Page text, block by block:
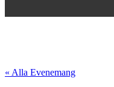
« Alla Evenemang